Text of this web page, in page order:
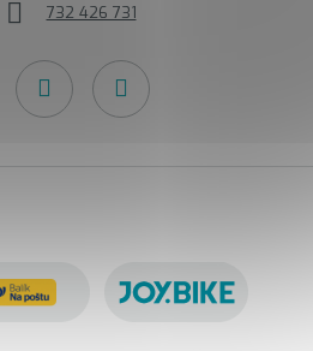
732 426 731